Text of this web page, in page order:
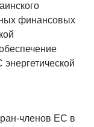
финансовых
членов ЕС в